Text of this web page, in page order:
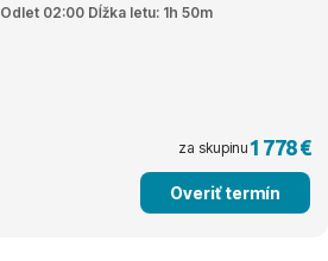
Odlet 02:00 Dĺžka letu: 1h 50m
za skupinu1 778 €
Overiť termín